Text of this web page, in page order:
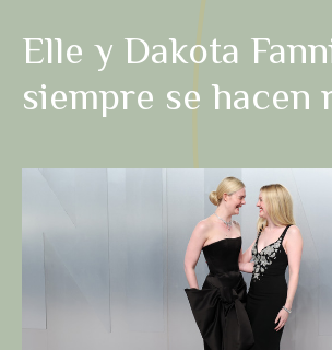
Elle y Dakota
siempre se hacen